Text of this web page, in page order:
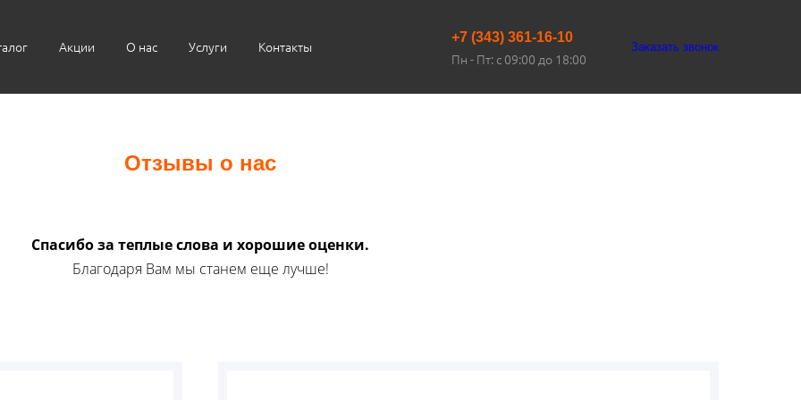
Акции О нас Услуги Контакты
+7 (343) 361-16-10
Пн - Пт: с 09:00 до 18:00
Заказать звонок
Отзывы о нас
Спасибо за теплые слова и хорошие оценки.
Благодаря Вам мы станем еще лучше!